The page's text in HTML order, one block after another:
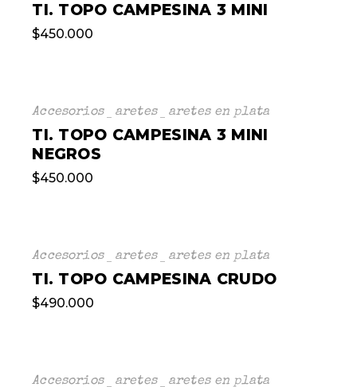
TI. TOPO CAMPESINA 3 MINI
$450.000
Accesorios aretes aretes en plata
TI. TOPO CAMPESINA 3 MINI
NEGROS
$450.000
Accesorios aretes aretes en plata
TI. TOPO CAMPESINA CRUDO
$490.000
Accesorios aretes aretes en plata